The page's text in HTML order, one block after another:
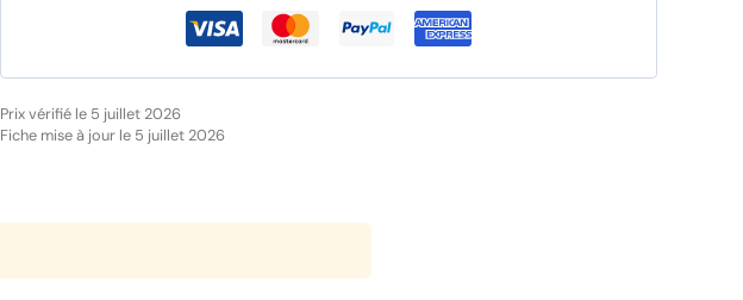
Prix vérifié le 5 juillet 2026
Fiche mise à jour le 5 juillet 2026